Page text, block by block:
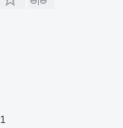
1